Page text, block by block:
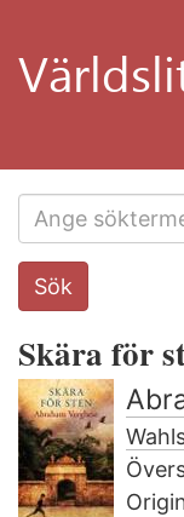
huvudinnehåll
Search
this
Sök
Skära för